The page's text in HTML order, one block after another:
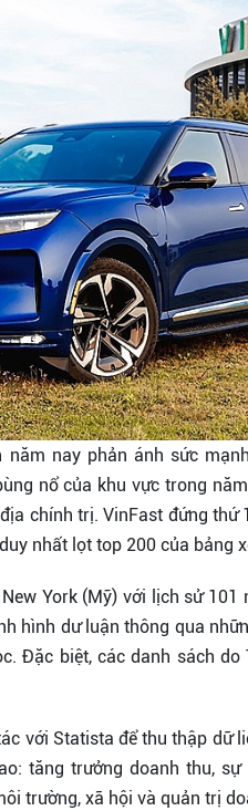
nay phản ánh sức
nổ của khu vực trong
chính trị. VinFast đứng thứ
nhất lọt top 200 của bảng
York (Mỹ) với lịch sử 101
hình dư luận thông qua
Đặc biệt, các danh sách
với Statista để thu thập dữ
tăng trưởng doanh thu,
trường, xã hội và quản trị